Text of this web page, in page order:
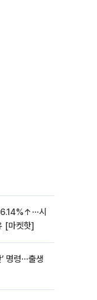
6.14%↑⋯시
[마켓핫]
명령⋯출생